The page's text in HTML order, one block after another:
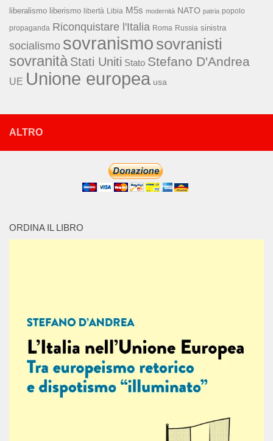
liberalismo liberismo libertà Libia M5s modernità NATO patria popolo
propaganda Riconquistare l'Italia Roma Russia sinistra
socialismo sovranismo sovranisti
sovranità Stati Uniti Stato Stefano D'Andrea
UE Unione europea usa
ALTRO
ORDINA IL LIBRO